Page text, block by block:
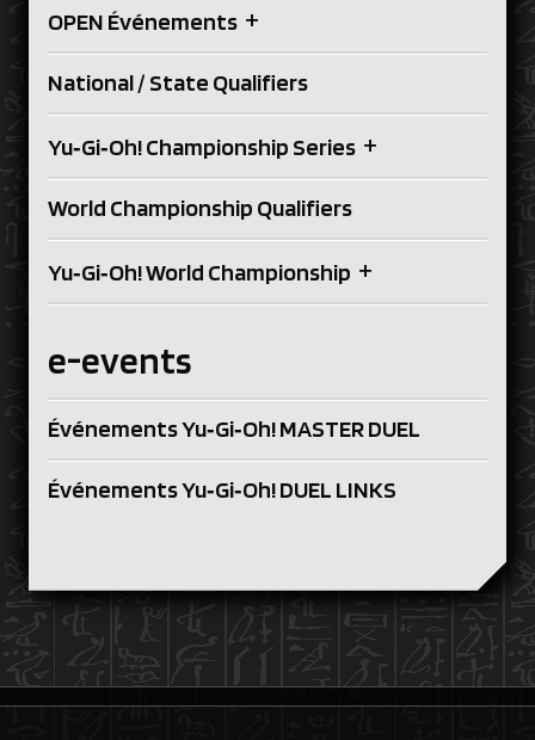
OPEN Événements +
National / State Qualifiers
Yu‑Gi‑Oh! Championship Series +
World Championship Qualifiers
Yu‑Gi‑Oh! World Championship +
e-events
Événements Yu‑Gi‑Oh! MASTER DUEL
Événements Yu‑Gi‑Oh! DUEL LINKS